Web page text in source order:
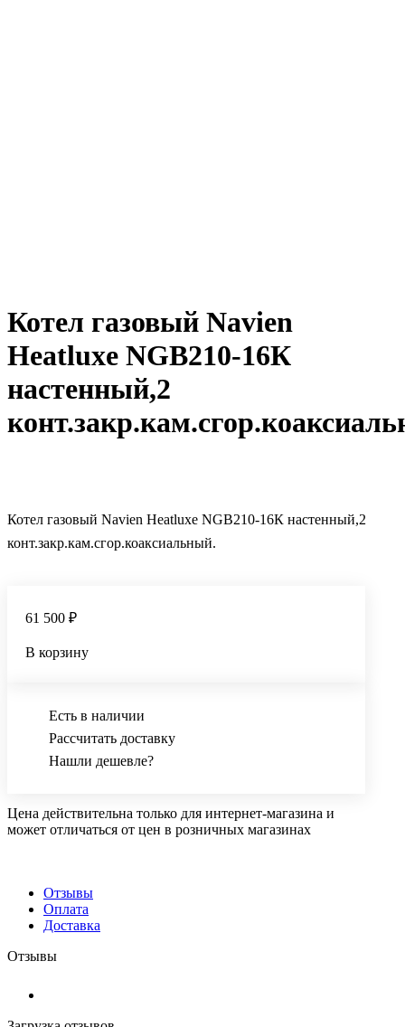
Котел газовый Navien
Heatluxe NGB210-16К
настенный,2
Котел газовый Navien Heatluxe NGB210-16К настенный,2
конт.закр.кам.сгор.коаксиальный.
61 500 ₽
В корзину
Есть в наличии
Рассчитать доставку
Нашли дешевле?
Цена действительна только для интернет-магазина и
может отличаться от цен в розничных магазинах
Отзывы
Оплата
Доставка
Отзывы